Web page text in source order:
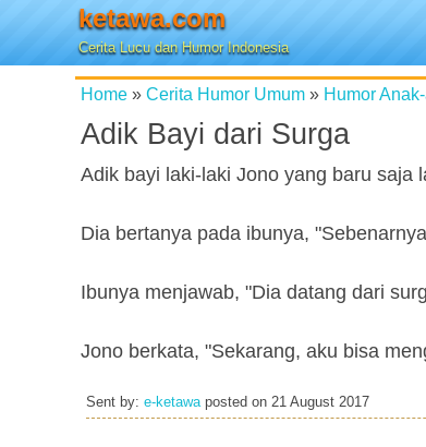
ketawa.com
Cerita Lucu dan Humor Indonesia
Home » Cerita Humor Umum » Humor
Adik Bayi dari Surga
Adik bayi laki-laki Jono yang baru saja
Dia bertanya pada ibunya,
Ibunya menjawab, "Dia datang dari
Jono berkata, "Sekarang, aku bisa
Sent by: e-ketawaposted on 21 August 2017